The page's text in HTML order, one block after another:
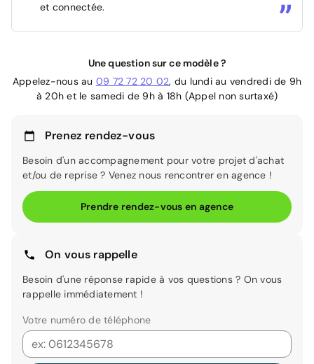
et connectée.
Une question sur ce modèle ?
Appelez-nous au 09 72 72 20 02, du lundi au vendredi de 9h
à 20h et le samedi de 9h à 18h (Appel non surtaxé)
Prenez rendez-vous
Besoin d'un accompagnement pour votre projet d'achat
et/ou de reprise ? Venez nous rencontrer en agence !
Prendre rendez-vous en agence
On vous rappelle
Besoin d'une réponse rapide à vos questions ? On vous
rappelle immédiatement !
Votre numéro de téléphone